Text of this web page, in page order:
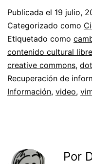
Publicada el 19 julio,
Categorizado como
Etiquetado como
contenido cultural libre
creative commons,
Recuperación de
Información, video,
Por